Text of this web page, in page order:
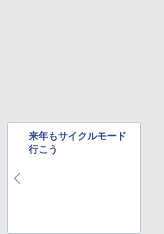
来年もサイクルモード
行こう